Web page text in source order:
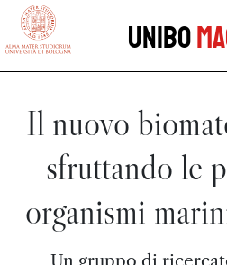
vai al contenuto della pagina
Unibo
Il nuovo
sfruttando le
organismi
Un gruppo di